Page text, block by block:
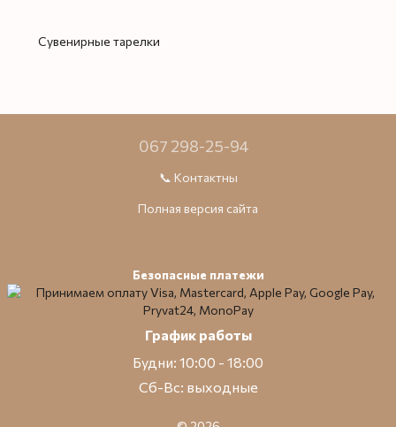
Сувенирные тарелки
067 298-25-94
📞 Контактны
Полная версия сайта
Безопасные платежи
График работы
Будни: 10:00 - 18:00
Сб-Вс: выходные